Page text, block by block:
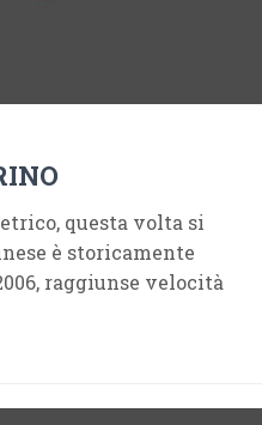
questa volta si
è storicamente
raggiunse velocità